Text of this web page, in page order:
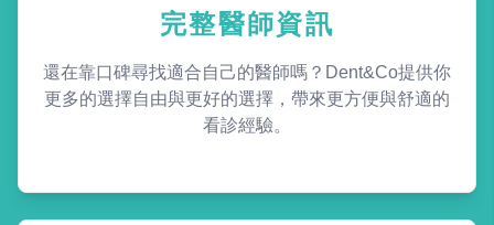
完整醫師資訊
還在靠口碑尋找適合自己的醫師嗎？Dent&Co提供你
更多的選擇自由與更好的選擇，帶來更方便與舒適的
看診經驗。